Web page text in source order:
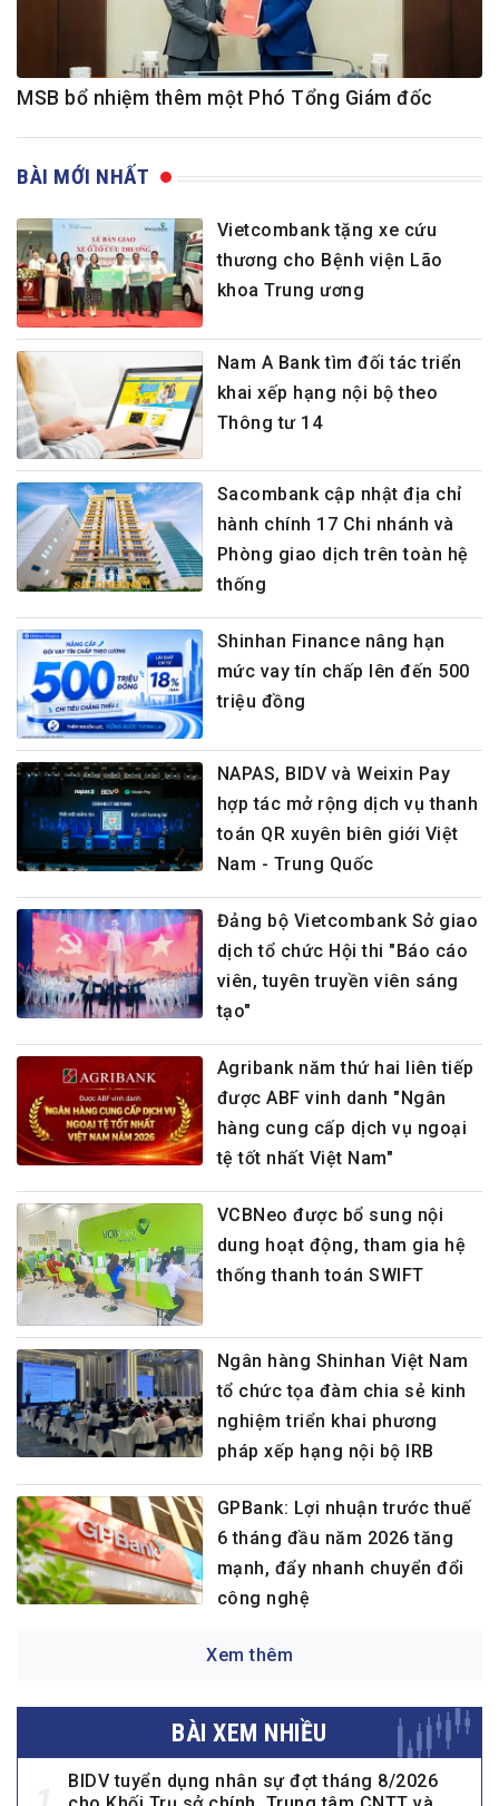
MSB bổ nhiệm thêm một Phó Tổng Giám đốc
BÀI MỚI NHẤT
Vietcombank tặng xe cứu
thương cho Bệnh viện Lão
khoa Trung ương
Nam A Bank tìm đối tác triển
khai xếp hạng nội bộ theo
Thông tư 14
Sacombank cập nhật địa chỉ
hành chính 17 Chi nhánh và
Phòng giao dịch trên toàn hệ
thống
Shinhan Finance nâng hạn
mức vay tín chấp lên đến 500
triệu đồng
NAPAS, BIDV và Weixin Pay
hợp tác mở rộng dịch vụ thanh
toán QR xuyên biên giới Việt
Nam - Trung Quốc
Đảng bộ Vietcombank Sở giao
dịch tổ chức Hội thi "Báo cáo
viên, tuyên truyền viên sáng
tạo"
Agribank năm thứ hai liên tiếp
được ABF vinh danh "Ngân
hàng cung cấp dịch vụ ngoại
tệ tốt nhất Việt Nam"
VCBNeo được bổ sung nội
dung hoạt động, tham gia hệ
thống thanh toán SWIFT
Ngân hàng Shinhan Việt Nam
tổ chức tọa đàm chia sẻ kinh
nghiệm triển khai phương
pháp xếp hạng nội bộ IRB
GPBank: Lợi nhuận trước thuế
6 tháng đầu năm 2026 tăng
mạnh, đẩy nhanh chuyển đổi
công nghệ
Xem thêm
BÀI XEM NHIỀU
BIDV tuyển dụng nhân sự đợt tháng 8/2026